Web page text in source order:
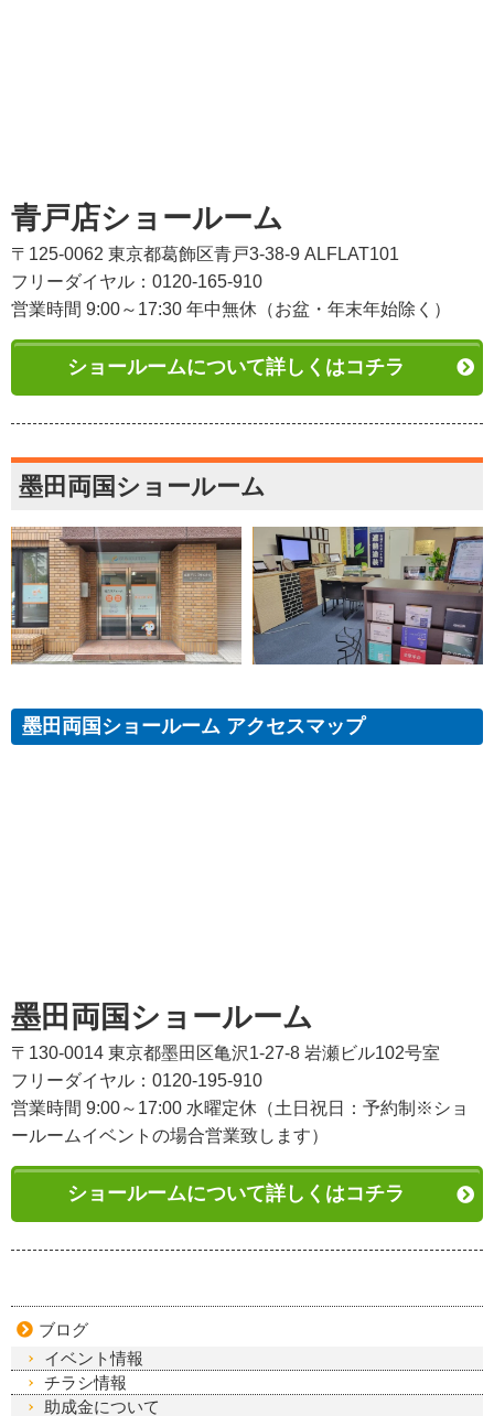
青戸店ショールーム
〒125-0062 東京都葛飾区青戸3-38-9 ALFLAT101
フリーダイヤル：0120-165-910
営業時間 9:00～17:30 年中無休（お盆・年末年始除く）
ショールームについて詳しくはコチラ
墨田両国ショールーム
墨田両国ショールーム アクセスマップ
墨田両国ショールーム
〒130-0014 東京都墨田区亀沢1-27-8 岩瀬ビル102号室
フリーダイヤル：0120-195-910
営業時間 9:00～17:00 水曜定休（土日祝日：予約制※ショ
ールームイベントの場合営業致します）
ショールームについて詳しくはコチラ
ブログ
イベント情報
チラシ情報
助成金について